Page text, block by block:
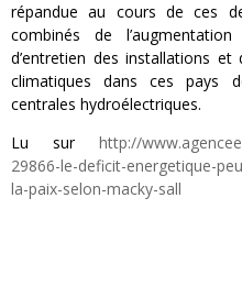
répandue au cours de ces
combinés de
d’entretien des installations
climatiques dans ces pays
centrales hydroélectriques.
Lu sur http://
29866-le-deficit-energetique-
la-paix-selon-macky-sall